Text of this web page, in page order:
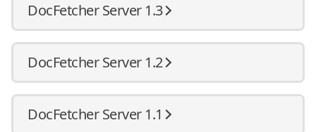
DocFetcher Server 1.3
DocFetcher Server 1.2
DocFetcher Server 1.1